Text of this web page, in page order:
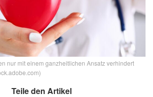
nur mit einem ganzheitlichen Ansatz verhindert
Teile den Artikel